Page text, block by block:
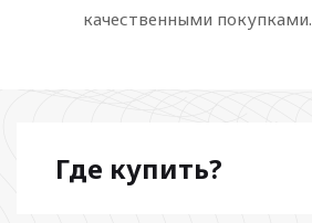
качественными покупками.
Где купить?